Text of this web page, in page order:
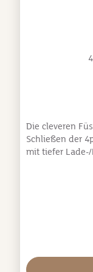
Die cleveren
Schließen der 4pets
mit tiefer
Passt an jede